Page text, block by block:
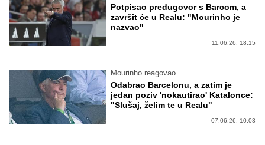
Potpisao predugovor s Barcom, a
završit će u Realu: "Mourinho je
nazvao"
11.06.26. 18:15
Mourinho reagovao
Odabrao Barcelonu, a zatim je
jedan poziv 'nokautirao' Katalonce:
"Slušaj, želim te u Realu"
07.06.26. 10:03